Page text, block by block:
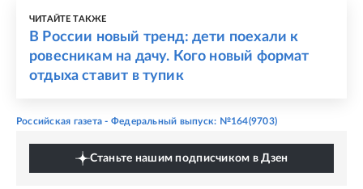
ЧИТАЙТЕ ТАКЖЕ
В России новый тренд: дети поехали к
ровесникам на дачу. Кого новый формат
отдыха ставит в тупик
Российская газета - Федеральный выпуск: №164(9703)
Станьте нашим подписчиком в Дзен